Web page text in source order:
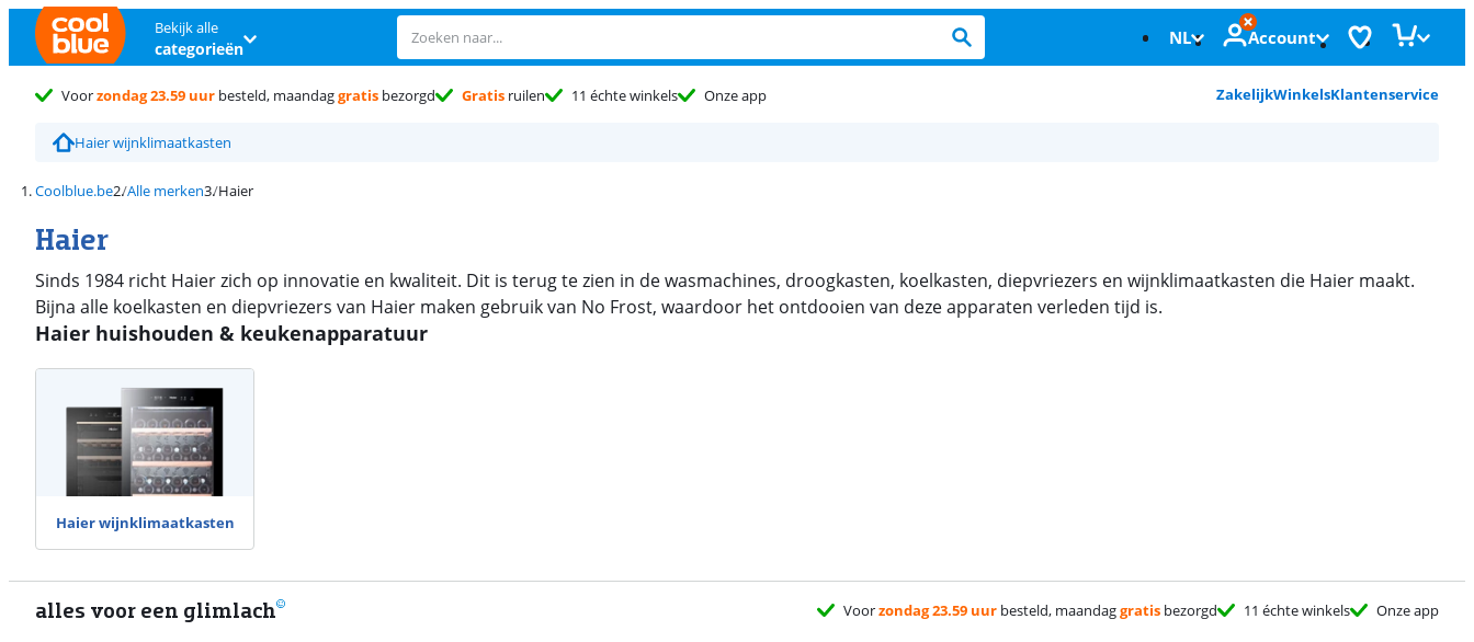
Bekijk alle
categorieën NL Account
Voorzondag 23.59 uur besteld, maandaggratis bezorgd Gratis ruilen 11 échte winkels Onze app ZakelijkWinkelsKlantenservice
Haier wijnklimaatkasten
Coolblue.be Alle merken Haier
Haier
Sinds 1984 richt Haier zich op innovatie en kwaliteit. Dit is terug te zien in de wasmachines, droogkasten, koelkasten, diepvriezers en wijnklimaatkasten die Haier maakt.
Bijna alle koelkasten en diepvriezers van Haier maken gebruik van No Frost, waardoor het ontdooien van deze apparaten verleden tijd is.
Haier huishouden & keukenapparatuur
Haier wijnklimaatkasten
alles voor een glimlach Voorzondag 23.59 uur besteld, maandaggratis bezorgd 11 échte winkels Onze app